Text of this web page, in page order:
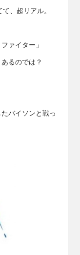
、超リアル。
ァイター」
るのでは？
バイソンと戦っ